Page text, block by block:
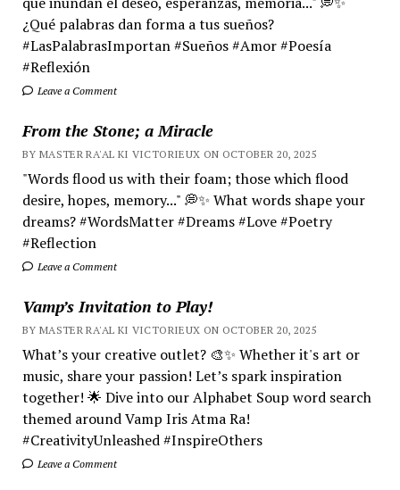
¿Qué palabras dan forma a tus sueños?
#LasPalabrasImportan #Sueños #Amor #Poesía
#Reflexión
Leave a Comment
From the Stone; a Miracle
BY MASTER RA'AL KI VICTORIEUX ON OCTOBER 20, 2025
"Words flood us with their foam; those which flood
desire, hopes, memory..." 💭✨ What words shape your
dreams? #WordsMatter #Dreams #Love #Poetry
#Reflection
Leave a Comment
Vamp’s Invitation to Play!
BY MASTER RA'AL KI VICTORIEUX ON OCTOBER 20, 2025
What’s your creative outlet? 🎨✨ Whether it's art or
music, share your passion! Let’s spark inspiration
together! 🌟 Dive into our Alphabet Soup word search
themed around Vamp Iris Atma Ra!
#CreativityUnleashed #InspireOthers
Leave a Comment